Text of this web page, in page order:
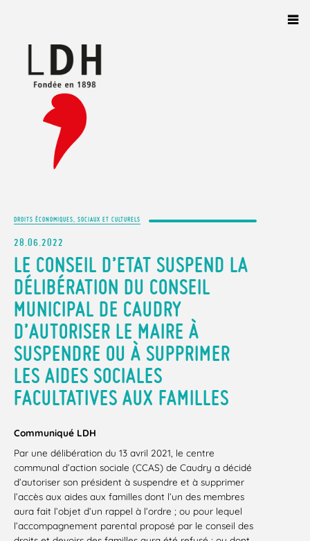
DROITS ÉCONOMIQUES, SOCIAUX ET CULTURELS
28.06.2022
LE CONSEIL D’ETAT SUSPEND LA
DÉLIBÉRATION DU CONSEIL
MUNICIPAL DE CAUDRY
D’AUTORISER LE MAIRE À
SUSPENDRE OU À SUPPRIMER
LES AIDES SOCIALES
FACULTATIVES AUX FAMILLES
Communiqué LDH
Par une délibération du 13 avril 2021, le centre
communal d’action sociale (CCAS) de Caudry a décidé
d’autoriser son président à suspendre et à supprimer
l’accès aux aides aux familles dont l’un des membres
aura fait l’objet d’un rappel à l’ordre ; ou pour lequel
l’accompagnement parental proposé par le conseil des